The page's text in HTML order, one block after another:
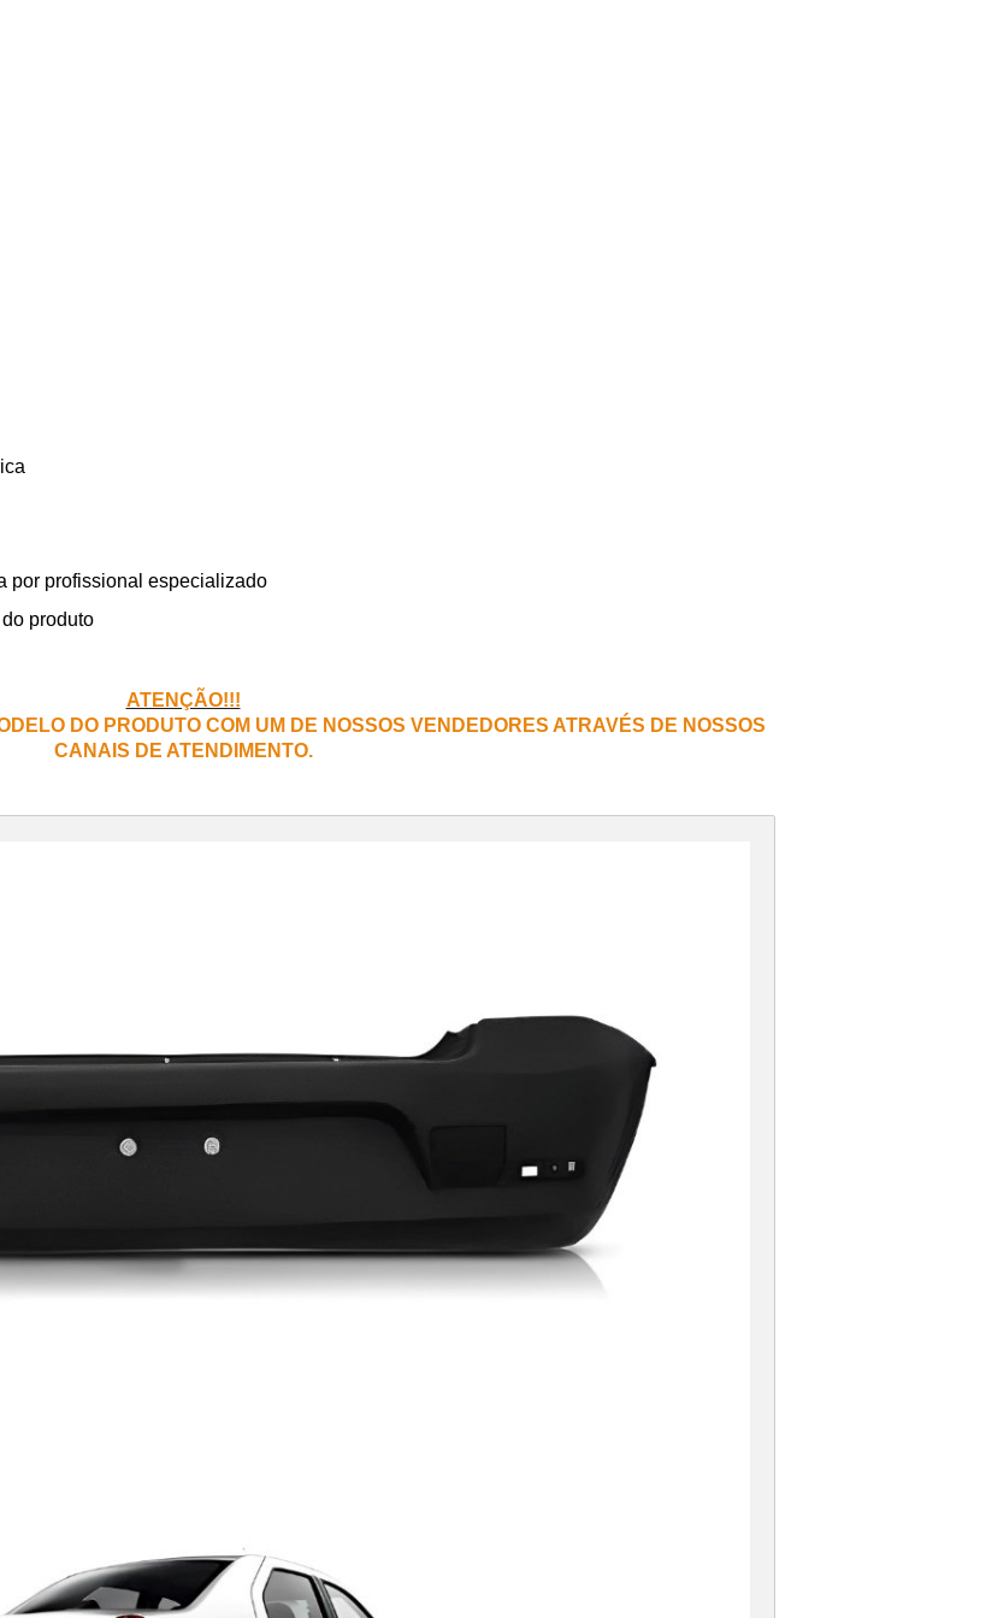
por profissional especializado
produto
ATENÇÃO!!!
DO PRODUTO COM UM DE NOSSOS VENDEDORES ATRAVÉS DE NOSSOS
CANAIS DE ATENDIMENTO.